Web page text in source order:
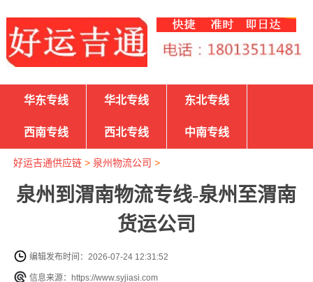
华东专线 华北专线 东北专线
西南专线 西北专线 中南专线
好运吉通供应链> 泉州物流公司 >
泉州到渭南物流专线-泉州至渭南
货运公司
编辑发布时间：2026-07-24 12:31:52
信息来源：https://www.syjiasi.com